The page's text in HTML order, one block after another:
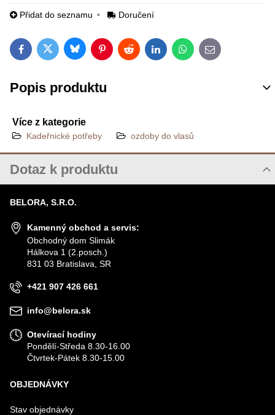
Přidat do seznamu Doručení
FacebookTwitterBlueskyPinterestRedditLinkedInWhatsApp
E-mail
Popis produktu
Více z kategorie
Kadeřnické potřeby ozdoby do vlasů
Dotaz k produktu
JMÉNO
VÁŠ E-MAIL
BELORA, S.R.O.
Kamenný obchod a servis:
Obchodný dom Slimák
Hálkova 1 (2.posch.)
831 03 Bratislava, SR
+421 907 426 661
info@belora.sk
Otevírací hodiny
Pondělí-Středa 8.30-16.00
Čtvrtek-Pátek 8.30-15.00
OBJEDNÁVKY
Stav objednávky